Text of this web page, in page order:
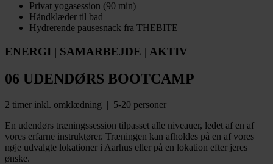
Privat yogasession (90 min)
Håndklæder til bad
Hydrerende pausesnack fra THEBITE
ENERGI | SAMARBEJDE | AKTIV
06 UDENDØRS BOOTCAMP
2 timer inkl. omklædning | 5-20 personer
En udendørs træningssession tilpasset alle niveauer, ledet af en af
vores erfarne instruktører. Træningen kan afholdes på en af vores
nøje udvalgte lokationer i Aarhus eller på en lokation efter jeres
ønske.